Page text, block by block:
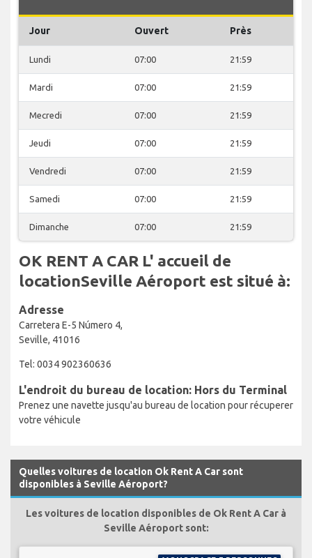
Jour Ouvert Près
Lundi 07:00 21:59
Mardi 07:00 21:59
Mecredi 07:00 21:59
Jeudi 07:00 21:59
Vendredi 07:00 21:59
Samedi 07:00 21:59
Dimanche 07:00 21:59
OK RENT A CAR L' accueil de
locationSeville Aéroport est situé à:
Adresse
Carretera E-5 Número 4,
Seville, 41016
Tel: 0034 902360636
L'endroit du bureau de location: Hors du Terminal
Prenez une navette jusqu'au bureau de location pour récuperer
votre véhicule
Quelles voitures de location Ok Rent A Car sont
disponibles à Seville Aéroport?
Les voitures de location disponibles de Ok Rent A Car à
Seville Aéroport sont: